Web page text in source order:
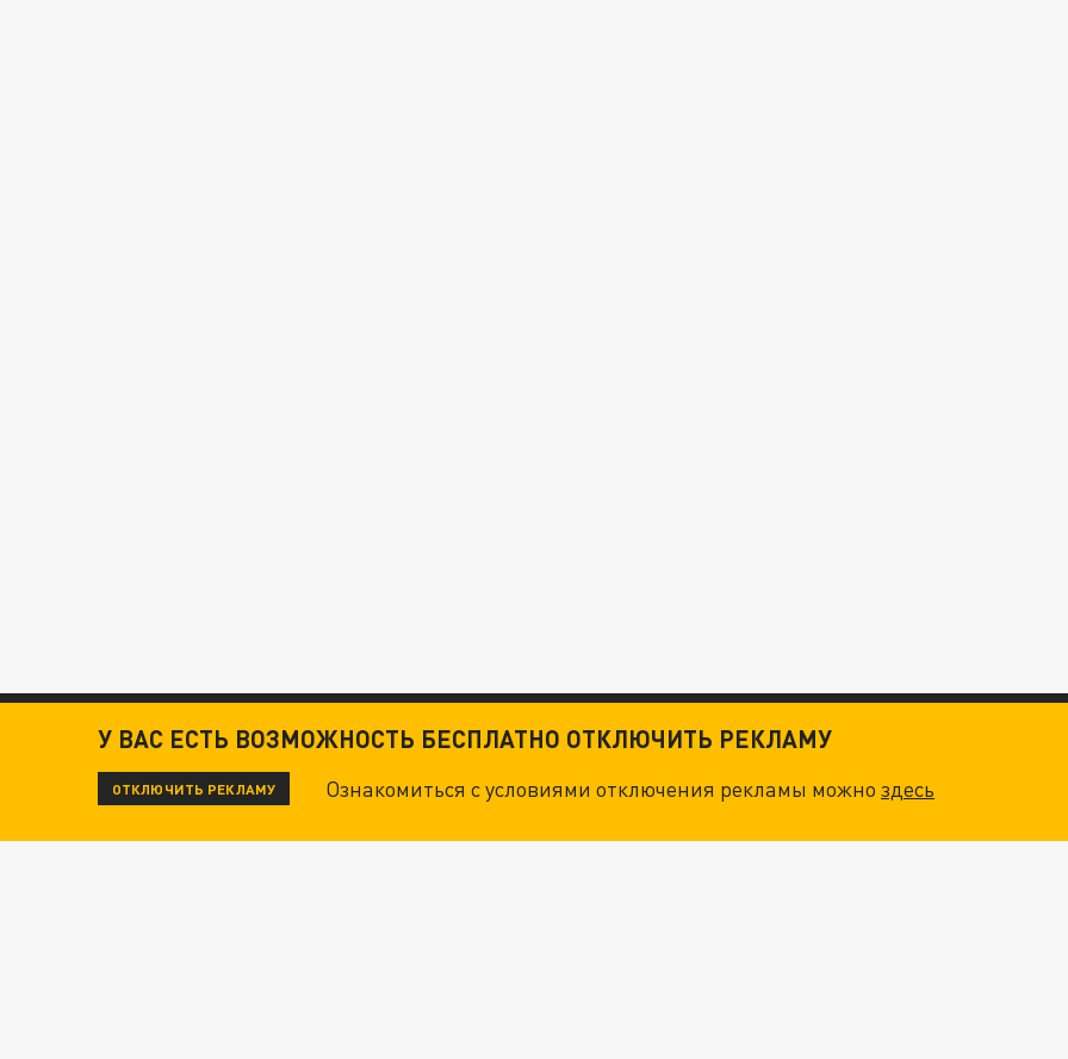
У ВАС ЕСТЬ ВОЗМОЖНОСТЬ БЕСПЛАТНО ОТКЛЮЧИТЬ РЕКЛАМУ
ОТКЛЮЧИТЬ РЕКЛАМУ Ознакомиться с условиями отключения рекламы можноздесь